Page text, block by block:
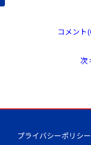
コメント
次
プライバシーポリシー